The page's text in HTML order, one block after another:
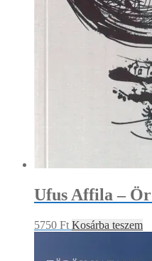
Ufus Affila –
5750 Ft Kosárba teszem